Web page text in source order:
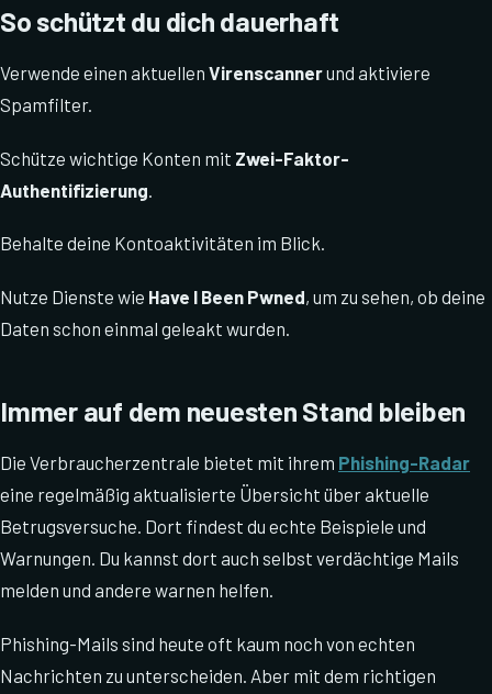
So schützt du dich dauerhaft
Verwende einen aktuellen Virenscannerund aktiviere
Spamfilter.
Schütze wichtige Konten mit Zwei-Faktor-
Authentifizierung
Behalte deine Kontoaktivitäten im Blick.
Nutze Dienste wie Have I Been Pwned, um zu sehen, ob deine
Daten schon einmal geleakt wurden.
Immer auf dem neuesten Stand bleiben
Die Verbraucherzentrale bietet mit ihrem Phishing-Radar
eine regelmäßig aktualisierte Übersicht über aktuelle
Betrugsversuche. Dort findest du echte Beispiele und
Warnungen. Du kannst dort auch selbst verdächtige Mails
melden und andere warnen helfen.
Phishing-Mails sind heute oft kaum noch von echten
Nachrichten zu unterscheiden. Aber mit dem richtigen